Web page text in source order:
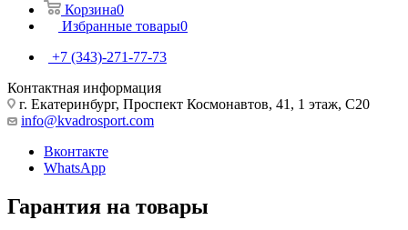
Корзина0
Избранные товары0
+7 (343)-271-77-73
Контактная информация
г. Екатеринбург, Проспект Космонавтов, 41, 1 этаж, С20
info@kvadrosport.com
Вконтакте
WhatsApp
Гарантия на товары